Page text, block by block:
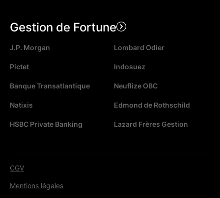
Gestion de Fortune
J.P. Morgan Lombard Odier
Pictet Indosuez
Banque Transatlantique Neuflize OBC
Natixis Edmond de Rothschild
HSBC Private Banking Lazard Frères Gestion
CGV
Mentions légales